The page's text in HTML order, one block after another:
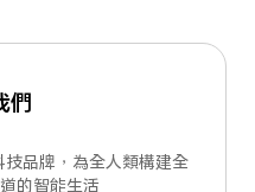
們
品牌，為全人類構建全
的智能生活